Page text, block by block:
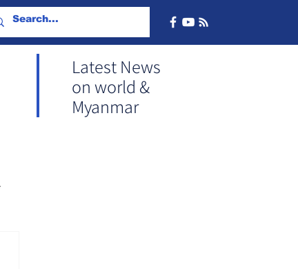
Latest News
on world &
Myanmar